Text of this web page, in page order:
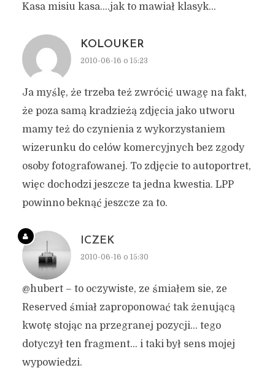
Kasa misiu kasa….jak to mawiał klasyk…
KOLOUKER
2010-06-16 o 15:23
Ja myślę, że trzeba też zwrócić uwagę na fakt,
że poza samą kradzieżą zdjęcia jako utworu
mamy też do czynienia z wykorzystaniem
wizerunku do celów komercyjnych bez zgody
osoby fotografowanej. To zdjęcie to autoportret,
więc dochodzi jeszcze ta jedna kwestia. LPP
powinno beknąć jeszcze za to.
ICZEK
2010-06-16 o 15:30
@hubert – to oczywiste, ze śmiałem sie, ze
Reserved śmiał zaproponować tak żenującą
kwotę stojąc na przegranej pozycji… tego
dotyczył ten fragment… i taki był sens mojej
wypowiedzi.